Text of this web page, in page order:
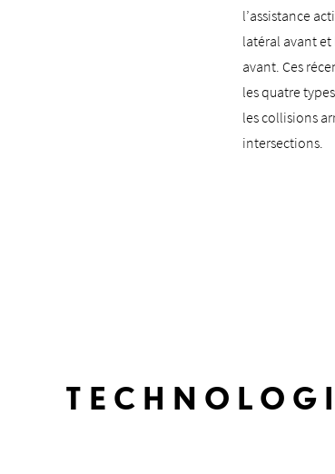
l’assistance
latéral avant
avant. Ces
les quatre
les collisions
intersections.